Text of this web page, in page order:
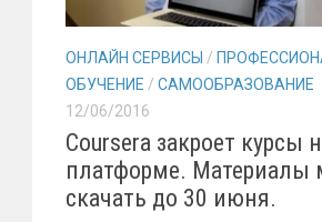
ОНЛАЙН СЕРВИСЫ /
ОБУЧЕНИЕ / САМООБРАЗОВАНИЕ
12/06/2016
Coursera закроет курсы
платформе. Материалы
скачать до 30 июня.